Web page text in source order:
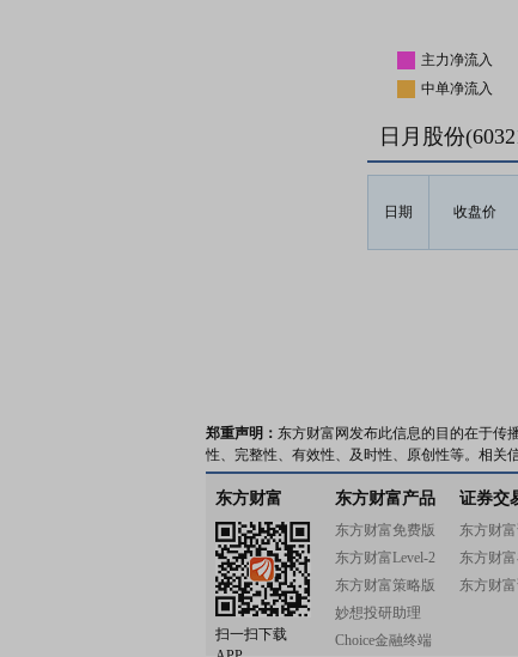
主力净流入
中单净流入
日月股份
日期 收盘价
郑重声明： 东方财富网发布此信息的目的在于传
性、完整性、有效性、及时性、原创性等。相关
东方财富
扫一扫下载
东方财富产品
东方财富免费版
东方财富Level-2
东方财富策略版
妙想投研助理
Choice金融终端
证券交
东方财
东方财
东方财